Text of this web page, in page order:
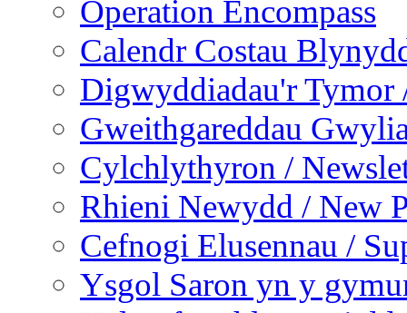
Operation Encompass
Calendr Costau
Digwyddiadau'r Tymor
Gweithgareddau
Cylchlythyron /
Rhieni Newydd / New
Cefnogi Elusennau /
Ysgol Saron yn y